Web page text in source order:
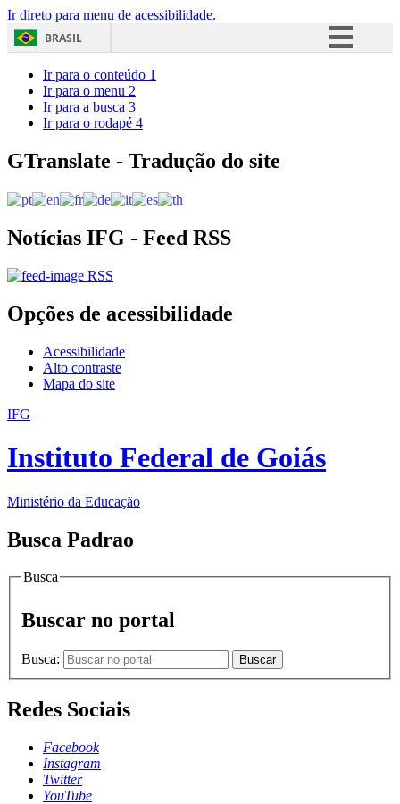
Ir direto para menu de acessibilidade.
BRASIL
Acesso à informação
Ir para o conteúdo 1
Ir para o menu 2
Ir para a busca 3
Ir para o rodapé 4
GTranslate - Tradução do site
Notícias IFG - Feed RSS
RSS
Opções de acessibilidade
Acessibilidade
Alto contraste
Mapa do site
IFG
Instituto Federal de Goiás
Ministério da Educação
Busca Padrao
Busca
Buscar no portal
Busca: Buscar
Redes Sociais
Facebook
Instagram
Twitter
YouTube